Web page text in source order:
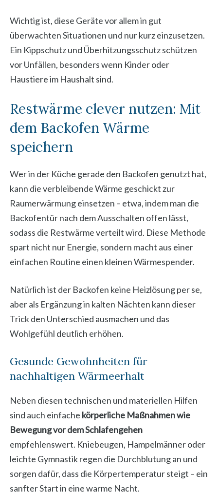
Wichtig ist, diese Geräte vor allem in gut
überwachten Situationen und nur kurz einzusetzen.
Ein Kippschutz und Überhitzungsschutz schützen
vor Unfällen, besonders wenn Kinder oder
Haustiere im Haushalt sind.
Restwärme clever nutzen: Mit
dem Backofen Wärme
speichern
Wer in der Küche gerade den Backofen genutzt hat,
kann die verbleibende Wärme geschickt zur
Raumerwärmung einsetzen – etwa, indem man die
Backofentür nach dem Ausschalten offen lässt,
sodass die Restwärme verteilt wird. Diese Methode
spart nicht nur Energie, sondern macht aus einer
einfachen Routine einen kleinen Wärmespender.
Natürlich ist der Backofen keine Heizlösung per se,
aber als Ergänzung in kalten Nächten kann dieser
Trick den Unterschied ausmachen und das
Wohlgefühl deutlich erhöhen.
Gesunde Gewohnheiten für
nachhaltigen Wärmeerhalt
Neben diesen technischen und materiellen Hilfen
sind auch einfache körperliche Maßnahmen wie
Bewegung vor dem Schlafengehen
empfehlenswert. Kniebeugen, Hampelmänner oder
leichte Gymnastik regen die Durchblutung an und
sorgen dafür, dass die Körpertemperatur steigt – ein
sanfter Start in eine warme Nacht.